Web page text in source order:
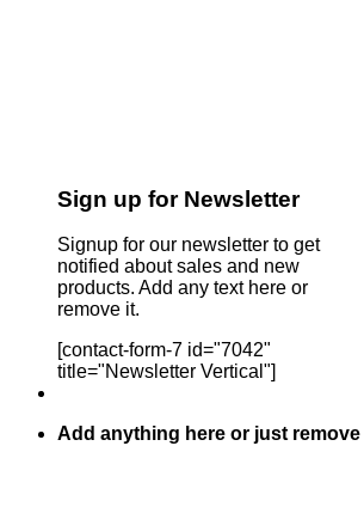
Sign up for Newsletter
Signup for our newsletter to get
notified about sales and new
products. Add any text here or
remove it.
[contact-form-7 id="7042"
title="Newsletter Vertical"]
Add anything here or just remove